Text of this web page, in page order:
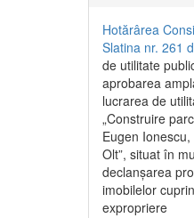
Hotărârea
Slatina nr. 261
de utilitate
aprobarea
lucrarea de
„Construire
Eugen
Olt”, situat în
declanșarea
imobilelor
expropriere